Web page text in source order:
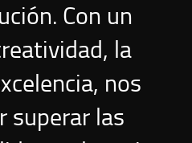
Con un
la
nos
superar las